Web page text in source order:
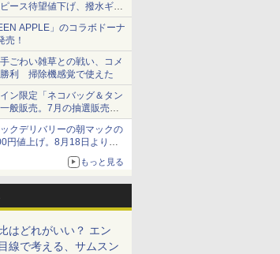
ース待望値下げ、撥水ギア
に
APPLE」のコラボドーナ
売！
ごわい雑草との戦い、コメ
勝利 掃除機感覚で使えた
ン限定「ネコバッグ＆タン
般販売。7月の抽選販売の
クデリバリーの朝マックの
円値上げ。8月18日より
もっと見る
はどれがいい？ エン
線で考える、サムスン